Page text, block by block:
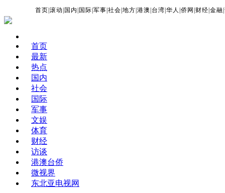
首页 |滚动 国内 国际 |军事 |社会 |地方 |港澳 台湾 |华人 |侨网 财经 |金融 |
首页
最新
热点
国内
社会
国际
军事
文娱
体育
财经
访谈
港澳台侨
微视界
东北亚电视网